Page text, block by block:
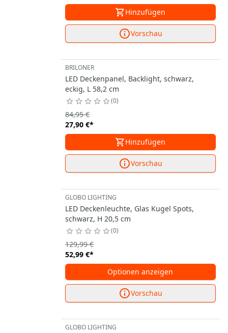
Hinzufügen
Vorschau
BRILONER
LED Deckenpanel, Backlight, schwarz,
eckig, L 58,2 cm
0
27,90 €*
84,95 €
Hinzufügen
Vorschau
GLOBO LIGHTING
LED Deckenleuchte, Glas Kugel Spots,
schwarz, H 20,5 cm
0
52,99 €*
129,99 €
Optionen anzeigen
Vorschau
GLOBO LIGHTING